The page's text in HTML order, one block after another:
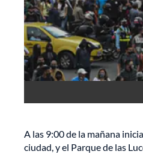
A las 9:00 de la mañana
ciudad, y el Parque de las